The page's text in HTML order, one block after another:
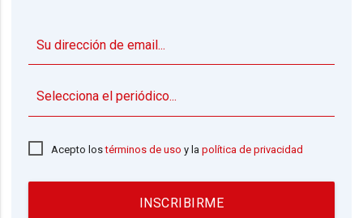
Acepto lostérminos de uso y lapolítica de privacidad
INSCRIBIRME